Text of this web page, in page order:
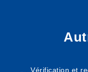
Vérification et